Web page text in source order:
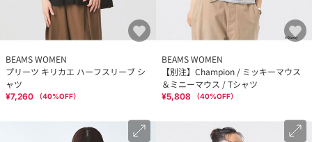
BEAMS WOMEN
プリーツ キリカエ ハーフスリーブ シ
ャツ
¥7,260 （40%OFF）
BEAMS WOMEN
【別注】Champion / ミッキーマウス
＆ミニーマウス / Tシャツ
¥5,808 （40%OFF）